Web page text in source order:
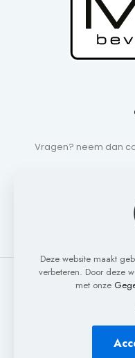
Vragen? neem dan
© 2020 - 2026 MEA
Deze website maakt
verbeteren. Door deze
met onze